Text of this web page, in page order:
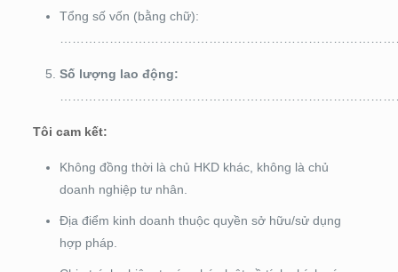
Tổng số vốn (bằng chữ):
Số lượng lao động:
Tôi cam kết:
Không đồng thời là chủ HKD khác, không là chủ
doanh nghiệp tư nhân.
Địa điểm kinh doanh thuộc quyền sở hữu/sử dụng
hợp pháp.